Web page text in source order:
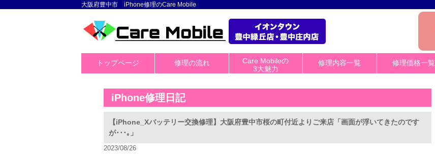
大阪府豊中市 iPhone修理のCare Mobile
トップページ 修理の流れ
Care Mobileの
3大魅力
修理内容一覧 修理価格一覧
iPhone修理日記
【iPhone_Xバッテリー交換修理】大阪府豊中市桜の町付近よりご来店「画面が浮いてきたのです
が･･･｡」
2023/08/26